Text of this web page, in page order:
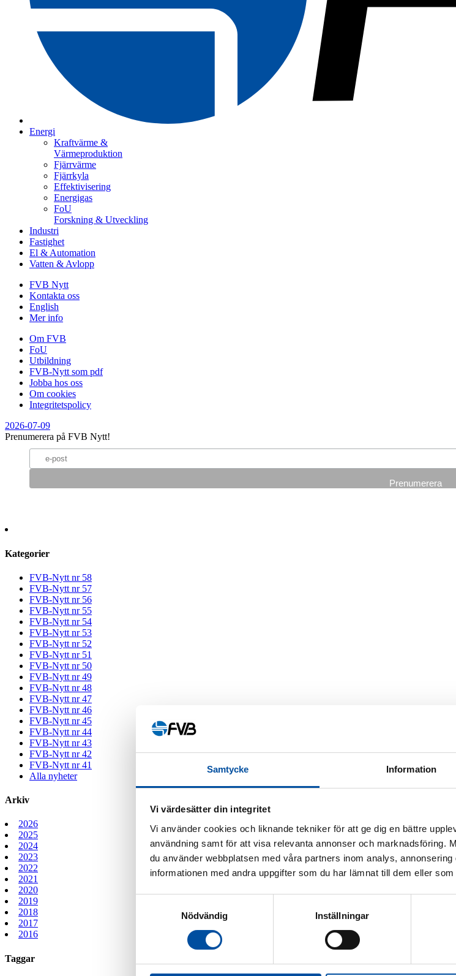
Samtycke Information
Vi värdesätter din integritet
Vi använder cookies och liknande tekniker för att ge dig en bättre
användning samt för att visa relevanta annonser och marknadsföring.
du använder webbplatsen med våra partners inom analys,
informationen med andra uppgifter som du har lämnat till dem eller
Nödvändig
Inställningar
Energi
Kraftvärme &
Värmeproduktion
Fjärrvärme
Fjärrkyla
Effektivisering
Energigas
FoU
Forskning & Utveckling
Industri
Fastighet
El & Automation
Vatten & Avlopp
FVB Nytt
Kontakta oss
English
Mer info
Om FVB
FoU
Utbildning
FVB-Nytt som pdf
Jobba hos oss
Om cookies
Integritetspolicy
2026-07-09
Prenumerera på FVB Nytt!
Kategorier
FVB-Nytt nr 58
FVB-Nytt nr 57
FVB-Nytt nr 56
FVB-Nytt nr 55
FVB-Nytt nr 54
FVB-Nytt nr 53
FVB-Nytt nr 52
FVB-Nytt nr 51
FVB-Nytt nr 50
FVB-Nytt nr 49
FVB-Nytt nr 48
FVB-Nytt nr 47
FVB-Nytt nr 46
FVB-Nytt nr 45
FVB-Nytt nr 44
FVB-Nytt nr 43
FVB-Nytt nr 42
FVB-Nytt nr 41
Alla nyheter
Arkiv
2026
2025
2024
2023
2022
2021
2020
2019
2018
2017
2016
Taggar